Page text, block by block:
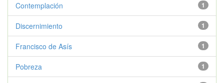
1
Contemplación
1
Discernimiento
1
Francisco de Asís
1
Pobreza